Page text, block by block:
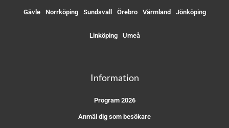
Gävle Norrköping Sundsvall Örebro Värmland Jönköping
Linköping Umeå
Information
Program 2026
Anmäl dig som besökare